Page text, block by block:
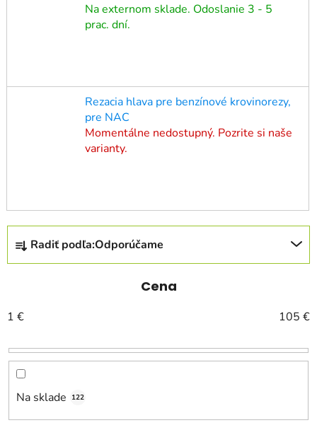
Na externom sklade. Odoslanie 3 - 5
prac. dní.
Rezacia hlava pre benzínové krovinorezy,
pre NAC
Momentálne nedostupný. Pozrite si naše
varianty.
R
a
d
n
i
e
p
o
d
Radiť podľa:Odporúčame
Cena
1 € 105 €
Na sklade 122